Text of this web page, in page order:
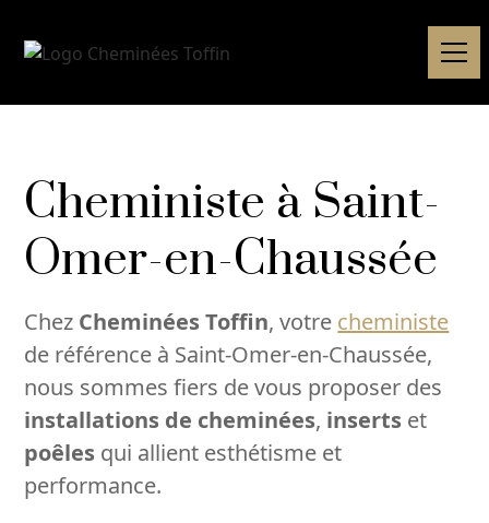
Cheministe à Saint-
Omer-en-Chaussée
Chez Cheminées Toffin, votre cheministe
de référence à Saint-Omer-en-Chaussée,
nous sommes fiers de vous proposer des
installations de cheminées, inserts et
poêles qui allient esthétisme et
performance.